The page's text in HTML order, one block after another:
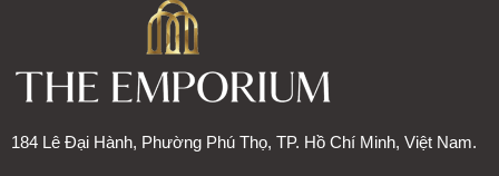
184 Lê Đại Hành, Phường Phú Thọ, TP. Hồ Chí Minh, Việt Nam.